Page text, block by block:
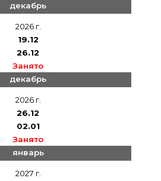
декабрь
2026 г.
19.12
26.12
Занято
декабрь
2026 г.
26.12
02.01
Занято
январь
2027 г.